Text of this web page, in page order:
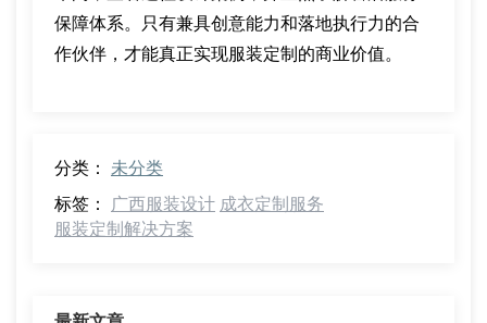
保障体系。只有兼具创意能力和落地执行力的合
作伙伴，才能真正实现服装定制的商业价值。
分类： 未分类
标签： 广西服装设计 成衣定制服务
服装定制解决方案